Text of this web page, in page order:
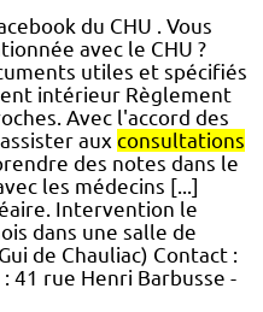
du CHU . Vous
avec le CHU ?
utiles et spécifiés
intérieur Règlement
Avec l'accord des
aux consultations
des notes dans le
les médecins [...]
Intervention le
dans une salle de
de Chauliac) Contact :
41 rue Henri Barbusse -